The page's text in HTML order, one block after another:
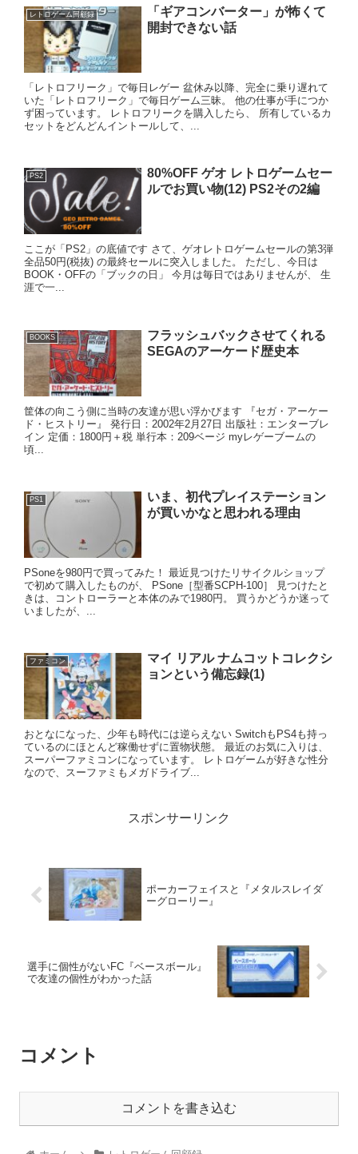
レトロゲーム回顧録
「ギアコンバーター」が怖くて
開封できない話
「レトロフリーク」で毎日レゲー 盆休み以降、完全に乗り遅れて
いた「レトロフリーク」で毎日ゲーム三昧。 他の仕事が手につか
ず困っています。 レトロフリークを購入したら、 所有しているカ
セットをどんどんイントールして、...
PS2
80%OFF ゲオ レトロゲームセー
ルでお買い物(12) PS2その2編
ここが「PS2」の底値です さて、ゲオレトロゲームセールの第3弾
全品50円(税抜) の最終セールに突入しました。 ただし、今日は
BOOK・OFFの「ブックの日」 今月は毎日ではありませんが、 生
涯で一...
BOOKS
フラッシュバックさせてくれる
SEGAのアーケード歴史本
筐体の向こう側に当時の友達が思い浮かびます 『セガ・アーケー
ド・ヒストリー』 発行日：2002年2月27日 出版社：エンターブレ
イン 定価：1800円＋税 単行本：209ベージ myレゲーブームの
頃...
PS1
いま、初代プレイステーション
が買いかなと思われる理由
PSoneを980円で買ってみた！ 最近見つけたリサイクルショップ
で初めて購入したものが、 PSone［型番SCPH-100］ 見つけたと
きは、コントローラーと本体のみで1980円。 買うかどうか迷って
いましたが、...
ファミコン
マイ リアル ナムコットコレクシ
ョンという備忘録(1)
おとなになった、少年も時代には逆らえない SwitchもPS4も持っ
ているのにほとんど稼働せずに置物状態。 最近のお気に入りは、
スーパーファミコンになっています。 レトロゲームが好きな性分
なので、スーファミもメガドライブ...
スポンサーリンク
ポーカーフェイスと『メタルスレイダ
ーグローリー』
選手に個性がないFC『ベースボール』
で友達の個性がわかった話
コメント
コメントを書き込む